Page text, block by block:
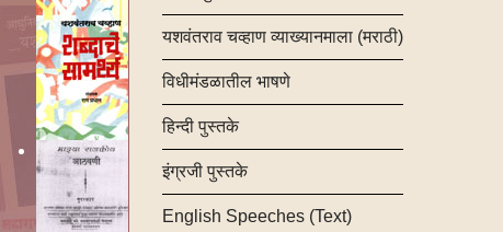
यशवंतराव चव्हाण व्याख्यानमाला (मराठी)
विधीमंडळातील भाषणे
हिन्दी पुस्तके
इंग्रजी पुस्तके
English Speeches (Text)